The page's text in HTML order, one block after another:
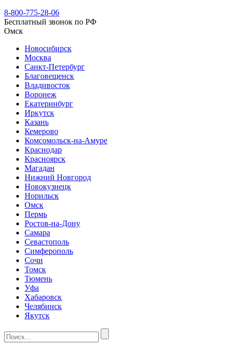
8-800-775-28-06
Бесплатный звонок по РФ
Омск
Новосибирск
Москва
Санкт-Петербург
Благовещенск
Владивосток
Воронеж
Екатеринбург
Иркутск
Казань
Кемерово
Комсомольск-на-Амуре
Краснодар
Красноярск
Магадан
Нижний Новгород
Новокузнецк
Норильск
Омск
Пермь
Ростов-на-Дону
Самара
Севастополь
Симферополь
Сочи
Томск
Тюмень
Уфа
Хабаровск
Челябинск
Якутск